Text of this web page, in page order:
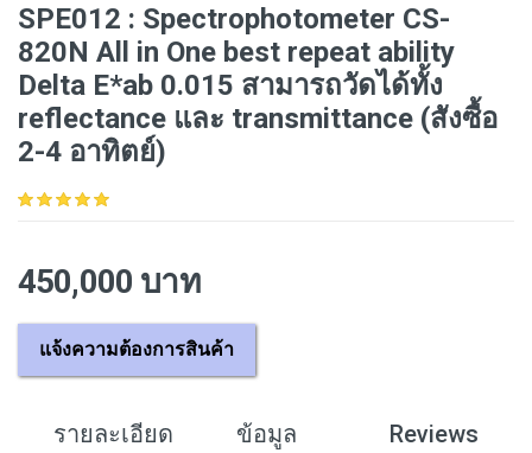
SPE012 : Spectrophotometer CS-
820N All in One best repeat ability
Delta E*ab 0.015 สามารถวัดได้ทั้ง
reflectance และ transmittance (สังซื้อ
2-4 อาทิตย์)
450,000 บาท
แจ้งความต้องการสินค้า
รายละเอียด
ข้อมูล
Reviews